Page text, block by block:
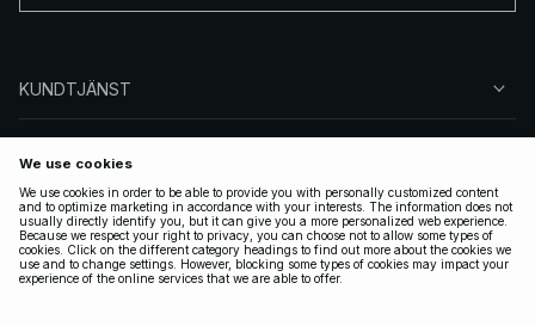
KUNDTJÄNST
FÖLJ OSS
JURIDISKT